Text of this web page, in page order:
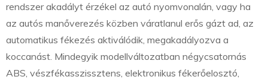
rendszer akadályt érzékel az autó nyomvonalán, vagy ha
az autós manőverezés közben váratlanul erős gázt ad, az
automatikus fékezés aktiválódik, megakadályozva a
koccanást. Mindegyik modellváltozatban négycsatornás
ABS, vészfékasszissztens, elektronikus fékerőelosztó,